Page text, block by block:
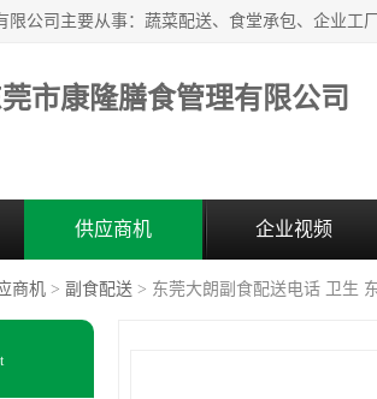
市康隆膳食管理有限公司
供应商机 企业视频
商机 > 副食配送 > 东莞大朗副食配送电话 卫生